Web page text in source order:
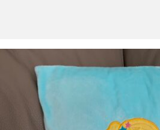
PIERRE FEUILLE CISEAUX